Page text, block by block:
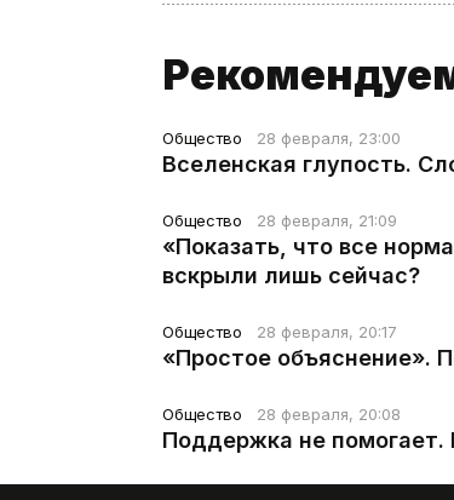
Общество 28 февраля, 23:00
Вселенская глупость.
Общество 28 февраля, 21:09
«Показать, что все
вскрыли лишь сейчас?
Общество 28 февраля, 20:17
«Простое объяснение».
Общество 28 февраля, 20:08
Поддержка не помогает.